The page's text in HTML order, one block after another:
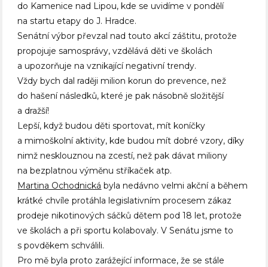
do Kamenice nad Lipou, kde se uvidíme v pondělí
na startu etapy do J. Hradce.
Senátní výbor převzal nad touto akcí záštitu, protože
propojuje samosprávy, vzdělává děti ve školách
a upozorňuje na vznikající negativní trendy.
Vždy bych dal raději milion korun do prevence, než
do hašení následků, které je pak násobně složitější
a dražší!
Lepší, když budou děti sportovat, mít koníčky
a mimoškolní aktivity, kde budou mít dobré vzory, díky
nimž nesklouznou na zcestí, než pak dávat miliony
na bezplatnou výměnu stříkaček atp.
Martina Ochodnická byla nedávno velmi akční a během
krátké chvíle protáhla legislativním procesem zákaz
prodeje nikotinových sáčků dětem pod 18 let, protože
ve školách a při sportu kolabovaly. V Senátu jsme to
s povděkem schválili.
Pro mě byla proto zarážející informace, že se stále